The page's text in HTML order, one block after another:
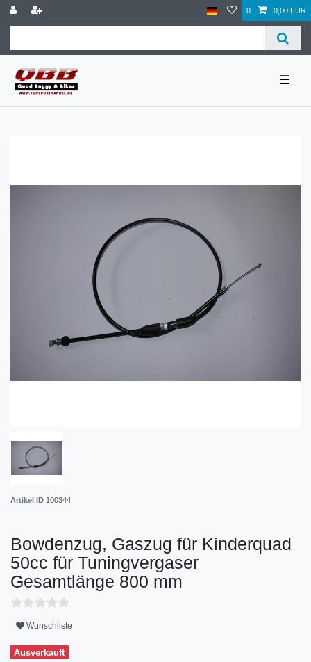
0 0,00 EUR
☰
Artikel ID 100344
Bowdenzug, Gaszug für Kinderquad
50cc für Tuningvergaser
Gesamtlänge 800 mm
Wunschliste
Ausverkauft